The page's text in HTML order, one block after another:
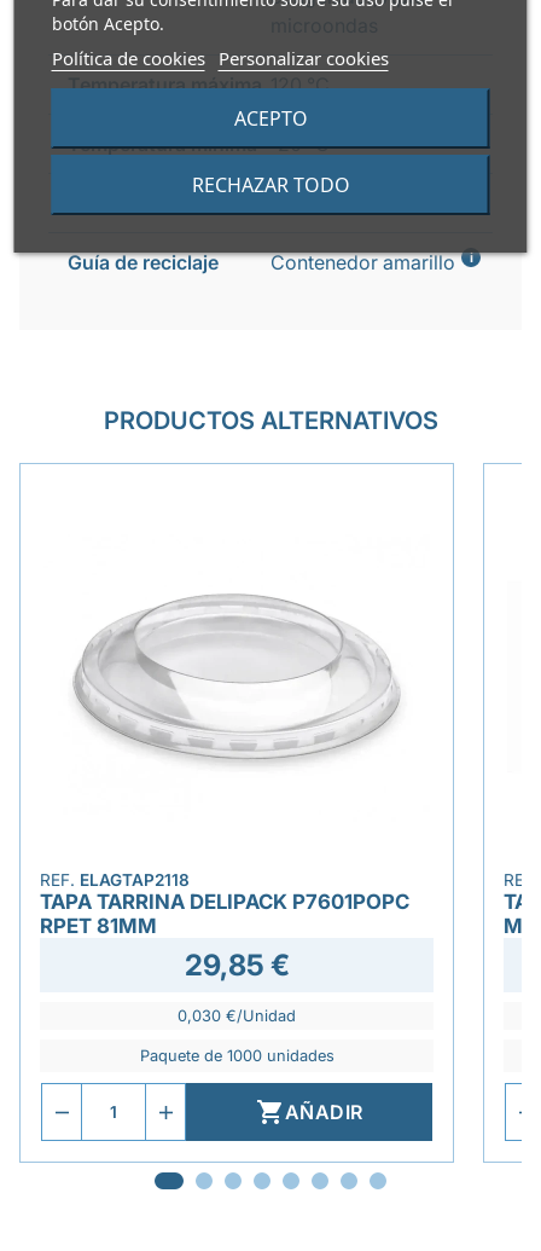
botón Acepto.
Política de cookies Personalizar cookies
RECHAZAR TODO
ACEPTO
Temperatura máxima 120 °C
Temperatura mínima -20 °C
Guía de reciclaje Contenedor amarillo i
PRODUCTOS ALTERNATIVOS
REF. ELAGTAP2118
TAPA TARRINA DELIPACK P7601POPC
RPET 81MM
29,85 €
0,030 €/Unidad
Paquete de 1000 unidades
AÑADIR